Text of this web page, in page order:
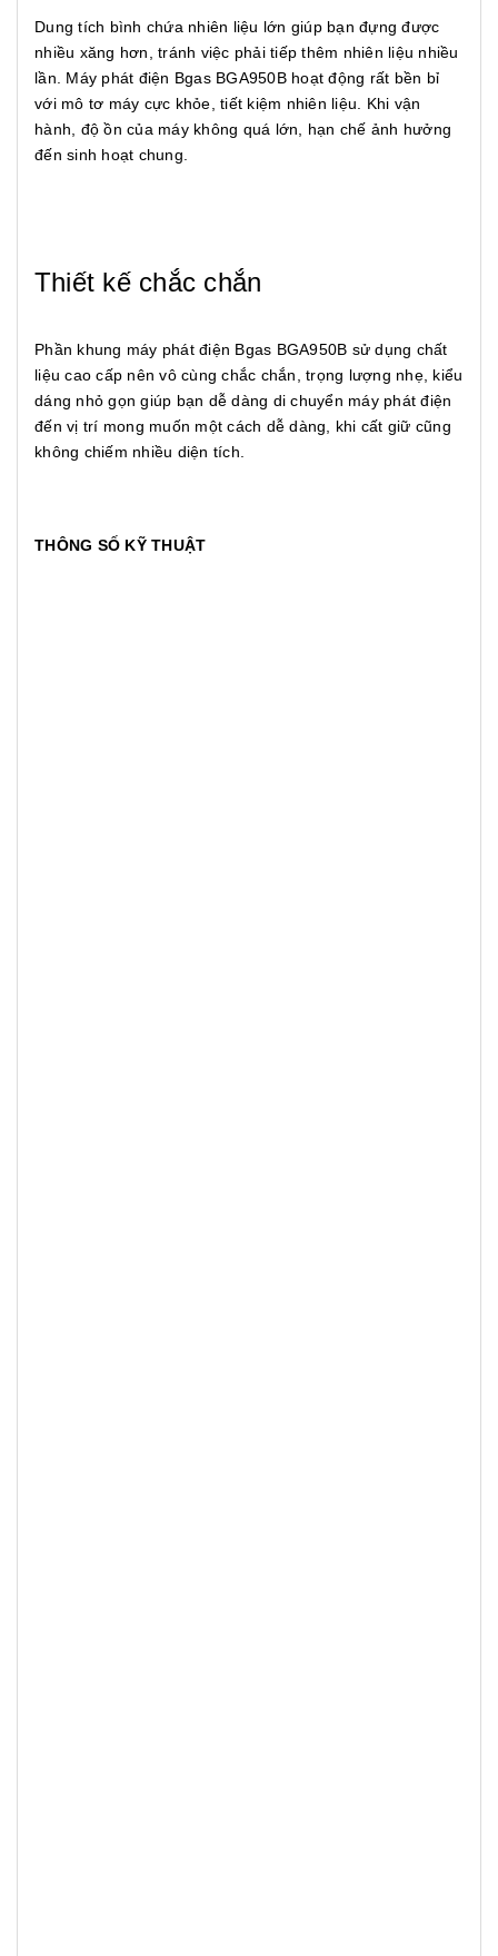
Dung tích bình chứa nhiên liệu lớn giúp bạn đựng được
nhiều xăng hơn, tránh việc phải tiếp thêm nhiên liệu nhiều
lần. Máy phát điện Bgas BGA950B hoạt động rất bền bỉ
với mô tơ máy cực khỏe, tiết kiệm nhiên liệu. Khi vận
hành, độ ồn của máy không quá lớn, hạn chế ảnh hưởng
đến sinh hoạt chung.
Thiết kế chắc chắn
Phần khung máy phát điện Bgas BGA950B sử dụng chất
liệu cao cấp nên vô cùng chắc chắn, trọng lượng nhẹ, kiểu
dáng nhỏ gọn giúp bạn dễ dàng di chuyển máy phát điện
đến vị trí mong muốn một cách dễ dàng, khi cất giữ cũng
không chiếm nhiều diện tích.
THÔNG SỐ KỸ THUẬT